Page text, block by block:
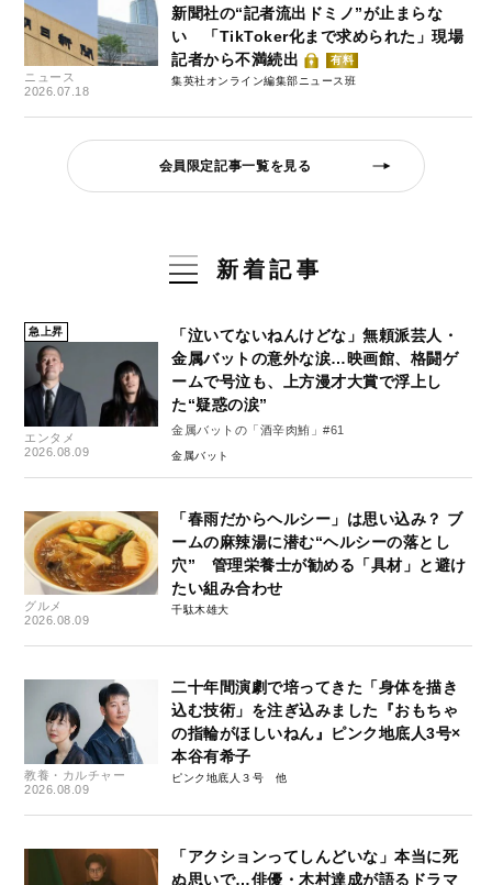
ニュース
2026.07.18
新聞社の“記者流出ドミノ”が止まらな
い 「TikToker化まで求められた」現場
記者から不満続出
有料
集英社オンライン編集部ニュース班
会員限定記事一覧を見る
新着記事
急上昇
エンタメ
2026.08.09
「泣いてないねんけどな」無頼派芸人・
金属バットの意外な涙…映画館、格闘ゲ
ームで号泣も、上方漫才大賞で浮上し
た“疑惑の涙”
金属バットの「酒辛肉鮪」#61
金属バット
グルメ
2026.08.09
「春雨だからヘルシー」は思い込み？ ブ
ームの麻辣湯に潜む“ヘルシーの落とし
穴” 管理栄養士が勧める「具材」と避け
たい組み合わせ
千駄木雄大
教養・カルチャー
2026.08.09
二十年間演劇で培ってきた「身体を描き
込む技術」を注ぎ込みました『おもちゃ
の指輪がほしいねん』ピンク地底人3号×
本谷有希子
ピンク地底人３号
「アクションってしんどいな」本当に死
ぬ思いで…俳優・木村達成が語るドラマ